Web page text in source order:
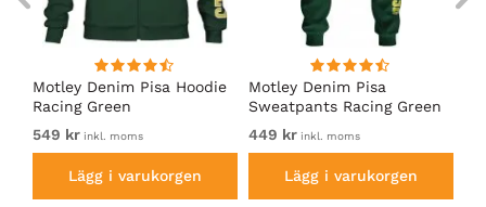
Motley Denim Pisa Hoodie
Racing Green
549 kr inkl. moms
Lägg i varukorgen
Motley Denim Pisa
Sweatpants Racing Green
449 kr inkl. moms
Lägg i varukorgen